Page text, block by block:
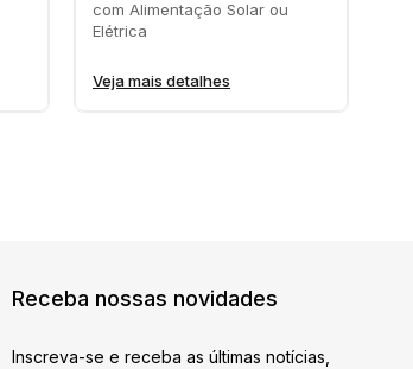
com Alimentação Solar ou
Elétrica
Veja mais detalhes
Receba nossas novidades
Inscreva-se e receba as últimas notícias,